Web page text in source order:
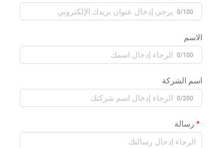
0/100
الاسم
0/100
اسم الشركة
0/200
رسالة